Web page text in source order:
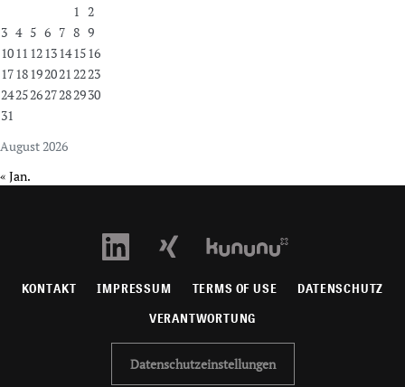
August 2026
1 2
3 4 5 6 7 8 9
1011 1213141516
17181920212223
24252627282930
31
« Jan.
KONTAKT IMPRESSUM TERMS OF USE DATENSCHUTZ
VERANTWORTUNG
Datenschutzeinstellungen